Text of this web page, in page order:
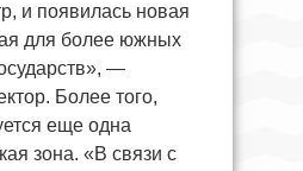
и появилась новая
для более южных
—
Более того,
еще одна
зона. «В связи с